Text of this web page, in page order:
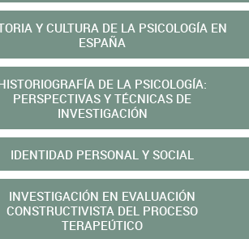
Y CULTURA DE LA PSICOLOGÍA EN
ESPAÑA
DE LA PSICOLOGÍA:
PERSPECTIVAS Y TÉCNICAS DE
INVESTIGACIÓN
IDENTIDAD PERSONAL Y SOCIAL
INVESTIGACIÓN EN EVALUACIÓN
CONSTRUCTIVISTA DEL PROCESO
TERAPEÚTICO